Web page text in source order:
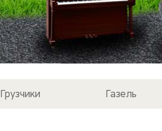
Грузчики Газель